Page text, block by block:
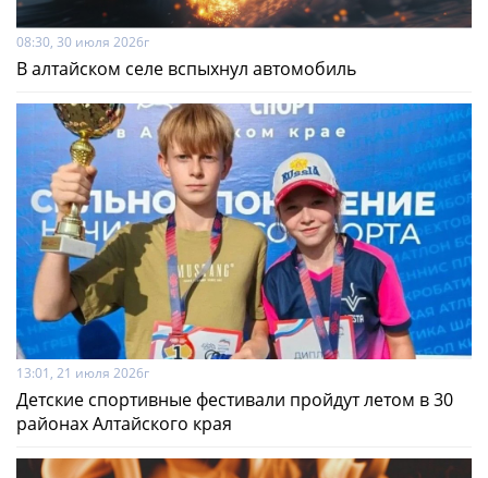
08:30, 30 июля 2026г
В алтайском селе вспыхнул автомобиль
13:01, 21 июля 2026г
Детские спортивные фестивали пройдут летом в 30
районах Алтайского края